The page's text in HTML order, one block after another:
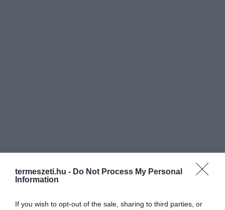
termeszeti.hu - Do Not Process My Personal
Information
If you wish to opt-out of the sale, sharing to third parties, or